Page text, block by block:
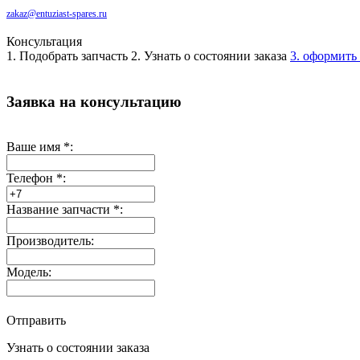
zakaz@entuziast-spares.ru
Консультация
1. Подобрать запчасть 2. Узнать о состоянии заказа 3. оформить
Заявка на консультацию
Ваше имя *:
Телефон *:
Название запчасти *:
Производитель:
Модель:
Отправить
Узнать о состоянии заказа